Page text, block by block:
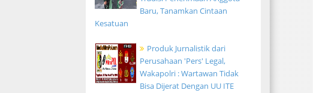
Baru, Tanamkan Cintaan
Kesatuan
Produk Jurnalistik dari
Perusahaan 'Pers' Legal,
Wakapolri : Wartawan Tidak
Bisa Dijerat Dengan UU ITE